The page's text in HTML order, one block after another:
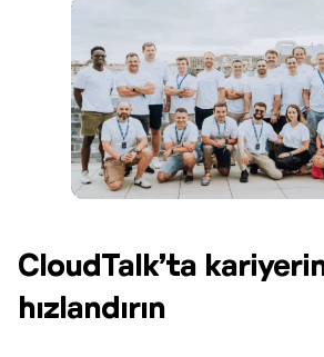
CloudTalk’ta
hızlandırın